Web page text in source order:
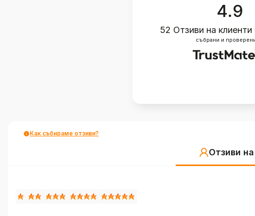
4.9
52 Отзиви на клиенти
събрани и
Как събираме отзиви?
Отзиви